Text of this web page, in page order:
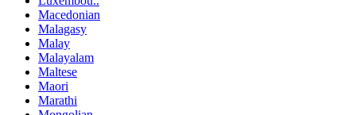
Macedonian
Malagasy
Malay
Malayalam
Maltese
Maori
Marathi